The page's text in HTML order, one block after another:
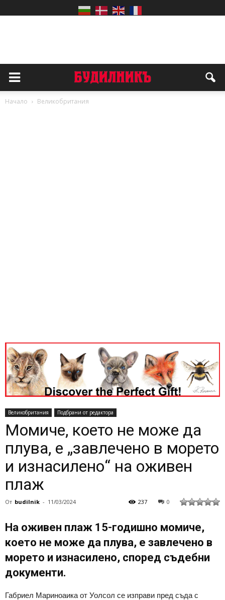
Начало Великобритания
Великобритания Подбрани от редактора
Момиче, което не може да
плува, е „завлечено в морето
и изнасилено“ на оживен
плаж
От budilnik - 11/03/2024 0
237
На оживен плаж 15-годишно момиче,
което не може да плува, е завлечено в
морето и изнасилено, според съдебни
документи.
Габриел Мариноаика от Уолсол се изправи пред съда с